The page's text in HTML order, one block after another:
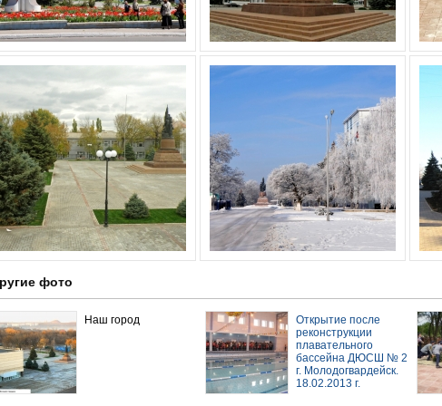
фото
Наш город
Открытие после
реконструкции
плавательного
бассейна ДЮСШ № 2
г. Молодогвардейск.
18.02.2013 г.